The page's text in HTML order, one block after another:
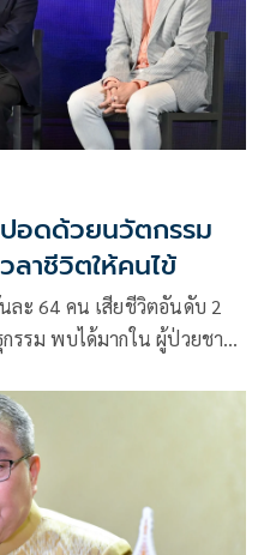
ปอดด้วยนวัตกรรม
ลาชีวิตให้คนไข้
ละ 64 คน เสียชีวิตอันดับ 2
รรม พบได้มากใน ผู้ป่วยชาว